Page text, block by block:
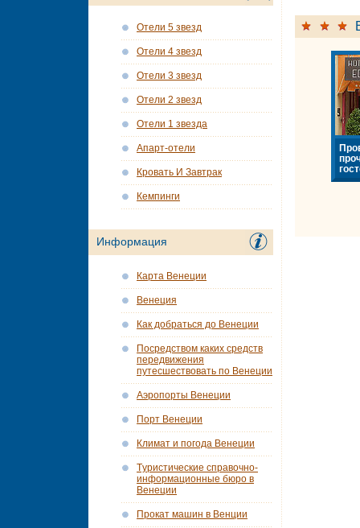
Отели 5 звезд
Отели 4 звезд
Отели 3 звезд
Отели 2 звезд
Отели 1 звезда
Апарт-отели
Кровать И Завтрак
Кемпинги
Информация
Карта Венеции
Венеция
Как добраться до Венеции
Посредством каких средств
передвижения
путесшествовать по Венеции
Аэропорты Венеции
Порт Венеции
Климат и погода Венеции
Tуристические справочно-
информационные бюро в
Венеции
Прокат машин в Венции